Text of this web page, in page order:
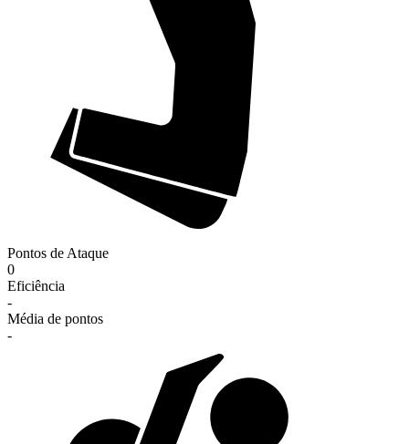
Pontos de Ataque
0
Eficiência
-
Média de pontos
-